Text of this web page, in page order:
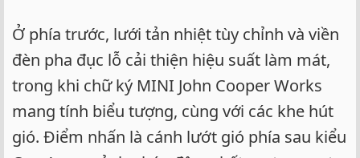
Ở phía trước, lưới tản nhiệt tùy chỉnh và viền
đèn pha đục lỗ cải thiện hiệu suất làm mát,
trong khi chữ ký MINI John Cooper Works
mang tính biểu tượng, cùng với các khe hút
gió. Điểm nhấn là cánh lướt gió phía sau kiểu